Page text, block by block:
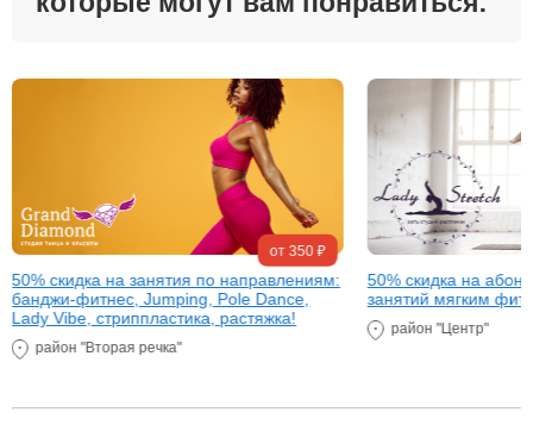
от 350 ₽
50% скидка на занятия по направлениям:
банджи-фитнес, Jumping, Pole Dance,
Lady Vibe, стриппластика, растяжка!
район "Вторая речка"
50% скидка на
занятий мягким
район "Центр"